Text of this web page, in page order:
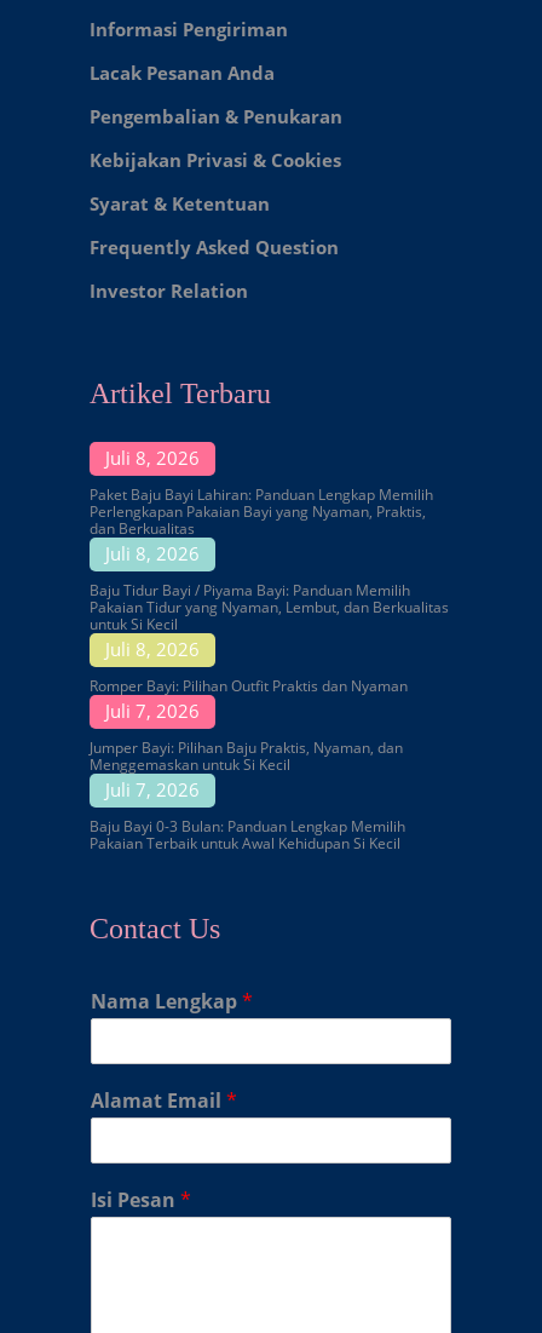
Informasi Pengiriman
Lacak Pesanan Anda
Pengembalian & Penukaran
Kebijakan Privasi & Cookies
Syarat & Ketentuan
Frequently Asked Question
Investor Relation
Artikel Terbaru
Juli 8, 2026
Paket Baju Bayi Lahiran: Panduan Lengkap Memilih
Perlengkapan Pakaian Bayi yang Nyaman, Praktis,
dan Berkualitas
Juli 8, 2026
Baju Tidur Bayi / Piyama Bayi: Panduan Memilih
Pakaian Tidur yang Nyaman, Lembut, dan Berkualitas
untuk Si Kecil
Juli 8, 2026
Romper Bayi: Pilihan Outfit Praktis dan Nyaman
Juli 7, 2026
Jumper Bayi: Pilihan Baju Praktis, Nyaman, dan
Menggemaskan untuk Si Kecil
Juli 7, 2026
Baju Bayi 0-3 Bulan: Panduan Lengkap Memilih
Pakaian Terbaik untuk Awal Kehidupan Si Kecil
Contact Us
Nama Lengkap*
Alamat Email *
Isi Pesan *